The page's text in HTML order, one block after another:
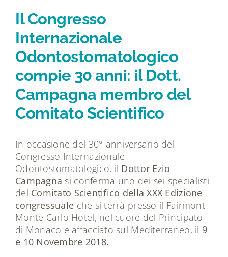
Dicono di noi
Magazine
Contatti
Il Congresso
Internazionale
Odontostomatologico
compie 30 anni: il Dott.
Campagna membro del
Comitato Scientifico
In occasione del 30° anniversario del
Congresso Internazionale
Odontostomatologico, il Dottor Ezio
Campagna si conferma uno dei sei specialisti
del Comitato Scientifico della XXX Edizione
congressuale che si terrà presso il Fairmont
Monte Carlo Hotel, nel cuore del Principato
di Monaco e affacciato sul Mediterraneo, il 9
e 10 Novembre 2018.